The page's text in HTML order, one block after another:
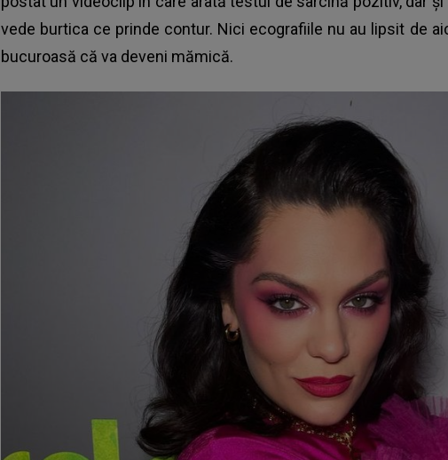
vede burtica ce prinde contur. Nici ecografiile nu au lipsit de
bucuroasă că va deveni mămică.